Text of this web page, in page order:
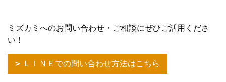
ミズカミへのお問い合わせ・ご相談にぜひご活用くださ
い！
ＬＩＮＥでの問い合わせ方法はこちら